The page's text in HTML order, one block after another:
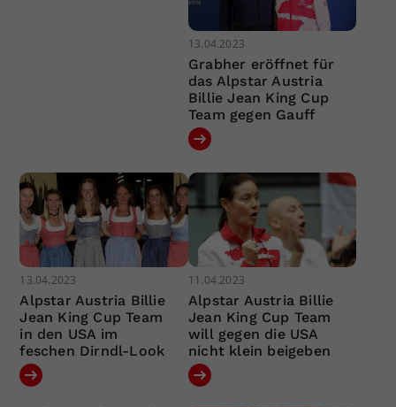
13.04.2023
Grabher eröffnet für
das Alpstar Austria
Billie Jean King Cup
Team gegen Gauff
13.04.2023
Alpstar Austria Billie
Jean King Cup Team
in den USA im
feschen Dirndl-Look
11.04.2023
Alpstar Austria Billie
Jean King Cup Team
will gegen die USA
nicht klein beigeben